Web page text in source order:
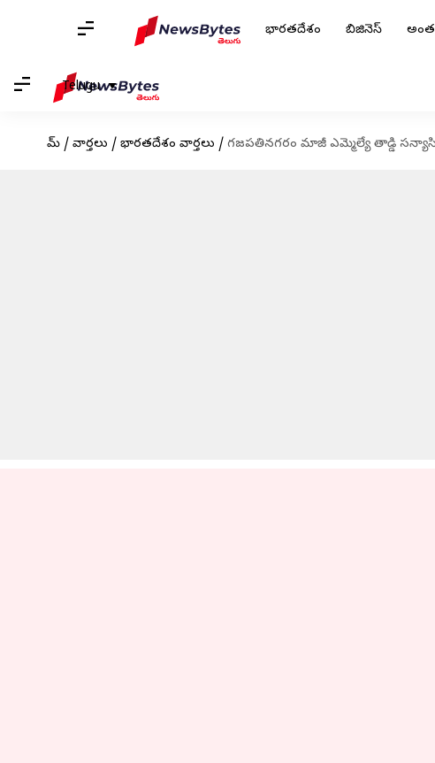
భారతదేశం బిజినెస్
Telugu
హోమ్ / వార్తలు / భారతదేశం వార్తలు / గజపతినగరం మాజీ ఎమ్మెల్యే తాడ్డి